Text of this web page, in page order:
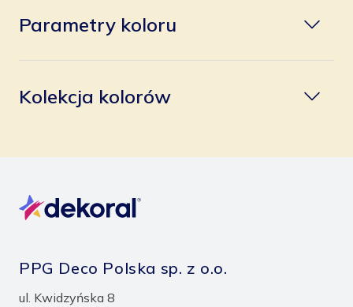
Parametry koloru
Kolekcja kolorów
PPG Deco Polska sp. z o.o.
ul. Kwidzyńska 8